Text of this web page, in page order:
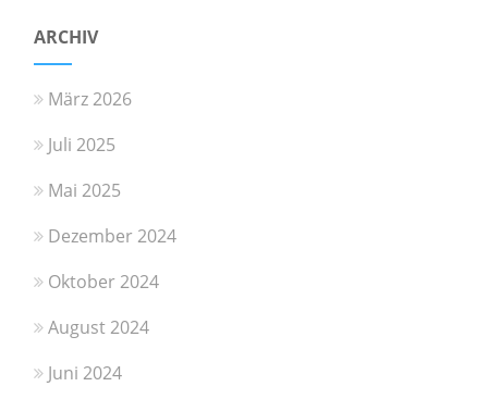
ARCHIV
März 2026
Juli 2025
Mai 2025
Dezember 2024
Oktober 2024
August 2024
Juni 2024